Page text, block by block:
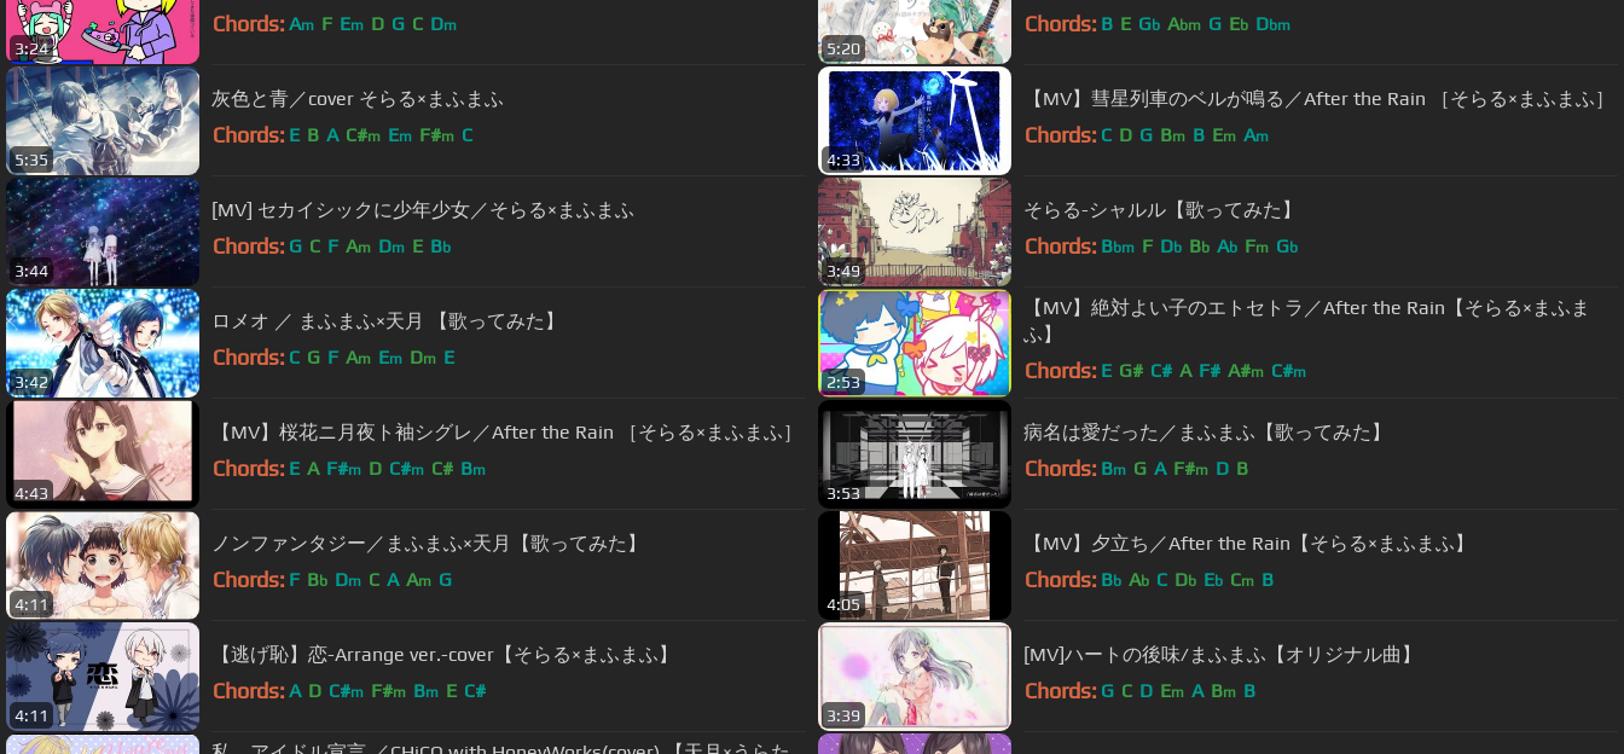
3:24
Chords: Am F Em D G C Dm
5:20
Chords: B E Gb Abm G Eb Dbm
5:35
灰色と青／cover そらる×まふまふ
Chords: E B A C#m Em F#m C
4:33
【MV】彗星列車のベルが鳴る／After the Rain ［そらる×まふまふ］
Chords: C D G Bm B Em Am
3:44
[MV] セカイシックに少年少女／そらる×まふまふ
Chords: G C F Am Dm E Bb
3:49
そらる-シャルル【歌ってみた】
Chords: Bbm F Db Bb Ab Fm Gb
3:42
ロメオ ／ まふまふ×天月 【歌ってみた】
Chords: C G F Am Em Dm E
2:53
【MV】絶対よい子のエトセトラ／After the Rain【そらる×まふま
ふ】
Chords: E G# C# A F# A#m C#m
4:43
【MV】桜花ニ月夜ト袖シグレ／After the Rain ［そらる×まふまふ］
Chords: E A F#m D C#m C# Bm
3:53
病名は愛だった／まふまふ【歌ってみた】
Chords: Bm G A F#m D B
4:11
ノンファンタジー／まふまふ×天月【歌ってみた】
Chords: F Bb Dm C A Am G
4:05
【MV】夕立ち／After the Rain【そらる×まふまふ】
Chords: Bb Ab C Db Eb Cm B
4:11
【逃げ恥】恋-Arrange ver.-cover【そらる×まふまふ】
Chords: A D C#m F#m Bm E C#
3:39
[MV]ハートの後味/まふまふ【オリジナル曲】
Chords: G C D Em A Bm B